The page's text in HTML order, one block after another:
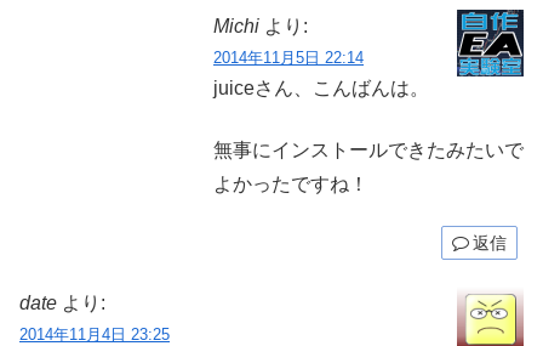
Michi より:
2014年11月5日 22:14
juiceさん、こんばんは。
無事にインストールできたみたいで
よかったですね！
返信
date より:
2014年11月4日 23:25